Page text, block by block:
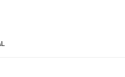
Baumwolle. iDye wird in einer